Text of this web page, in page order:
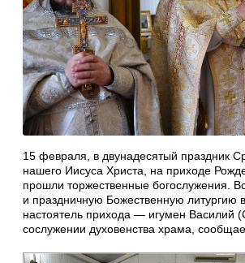
15 февраля, в двунадесятый праздник
нашего Иисуса Христа, на приходе
прошли торжественные богослужения.
и праздничную Божественную литургию
настоятель прихода — игумен Василий
сослужении духовенства храма,